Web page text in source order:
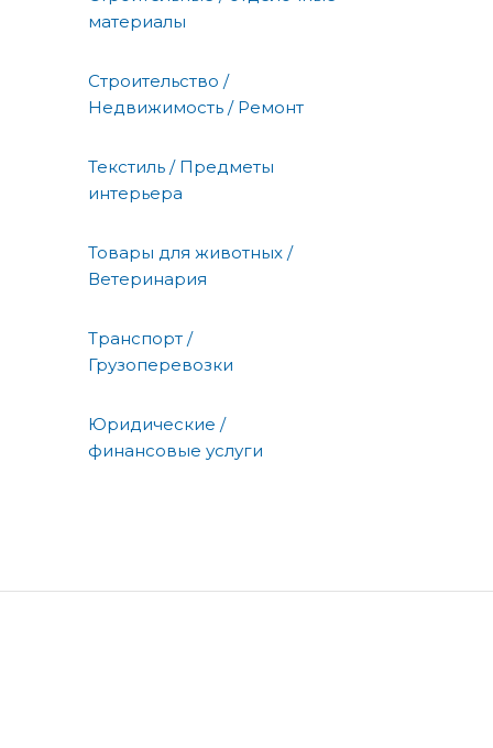
материалы
Строительство /
Недвижимость / Ремонт
Текстиль / Предметы
интерьера
Товары для животных /
Ветеринария
Транспорт /
Грузоперевозки
Юридические /
финансовые услуги